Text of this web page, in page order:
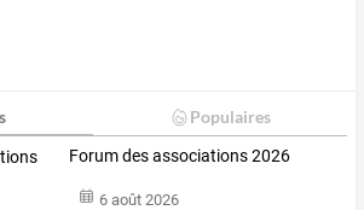
Populaires
Forum des associations 2026
6 août 2026